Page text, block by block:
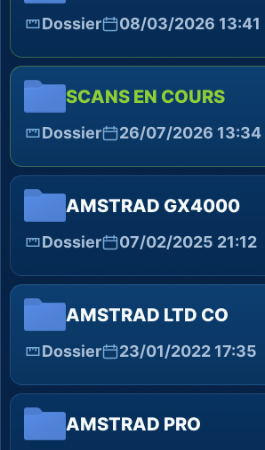
Dossier 08/03/2026 13:41
SCANS EN COURS
Dossier 26/07/2026 13:34
AMSTRAD GX4000
Dossier 07/02/2025 21:12
AMSTRAD LTD CO
Dossier 23/01/2022 17:35
AMSTRAD PRO